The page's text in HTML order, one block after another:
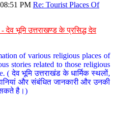
PM Re: Tourist Places Of
भूमि उत्तराखण्ड के प्रसिद्ध देव
of various religious places of
stories related to those religious
( देव भूमि उत्तराखंड के धार्मिक स्थलों,
और संबंधित जानकारी और उनकी
सकते है।)